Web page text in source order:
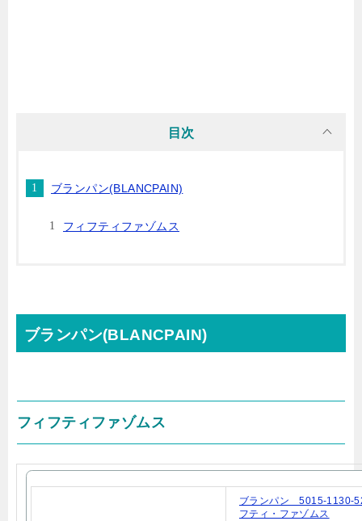
目次
ブランパン(BLANCPAIN)
フィフティファゾムス
ブランパン(BLANCPAIN)
フィフティファゾムス
ブランパン 5015-
フティ・ファゾムス